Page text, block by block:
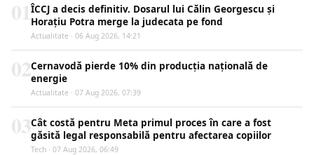
ÎCCJ a decis definitiv. Dosarul lui Călin Georgescu și
Horațiu Potra merge la judecata pe fond
Actualitate · 06 Aug 2026, 14:21
Cernavodă pierde 10% din producția națională de
energie
Actualitate · 07 Aug 2026, 07:39
Cât costă pentru Meta primul proces în care a fost
găsită legal responsabilă pentru afectarea copiilor
Tech · 07 Aug 2026, 06:49